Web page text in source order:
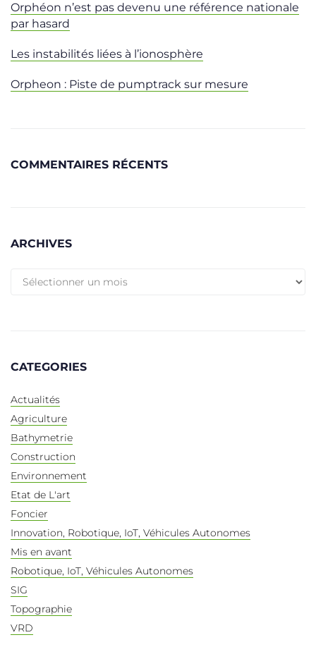
Orphéon n’est pas devenu une référence nationale
par hasard
Les instabilités liées à l’ionosphère
Orpheon : Piste de pumptrack sur mesure
COMMENTAIRES RÉCENTS
ARCHIVES
CATEGORIES
Actualités
Agriculture
Bathymetrie
Construction
Environnement
Etat de L'art
Foncier
Innovation, Robotique, IoT, Véhicules Autonomes
Mis en avant
Robotique, IoT, Véhicules Autonomes
SIG
Topographie
VRD